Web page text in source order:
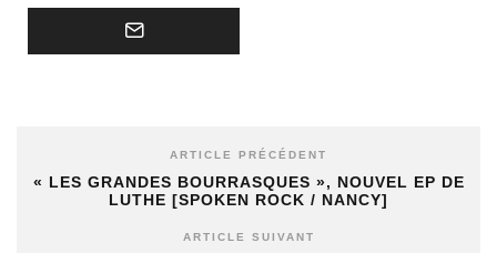
ARTICLE PRÉCÉDENT
« LES GRANDES BOURRASQUES », NOUVEL EP DE
LUTHE [SPOKEN ROCK / NANCY]
ARTICLE SUIVANT